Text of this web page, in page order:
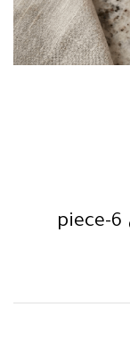
طقم سكاكين 6قطع دهبي 6-piece